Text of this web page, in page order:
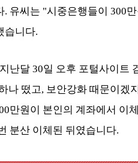
유씨는 "시중은행들이 300
습니다.
난달 30일 오후 포털사이트
나 떴고, 보안강화 때문이
만원이 본인의 계좌에서 이
분산 이체된 뒤였습니다.